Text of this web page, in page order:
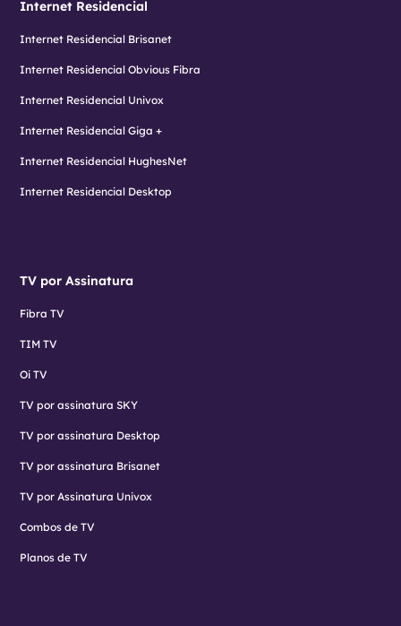
Internet Residencial
Internet Residencial Brisanet
Internet Residencial Obvious Fibra
Internet Residencial Univox
Internet Residencial Giga +
Internet Residencial HughesNet
Internet Residencial Desktop
TV por Assinatura
Fibra TV
TIM TV
Oi TV
TV por assinatura SKY
TV por assinatura Desktop
TV por assinatura Brisanet
TV por Assinatura Univox
Combos de TV
Planos de TV